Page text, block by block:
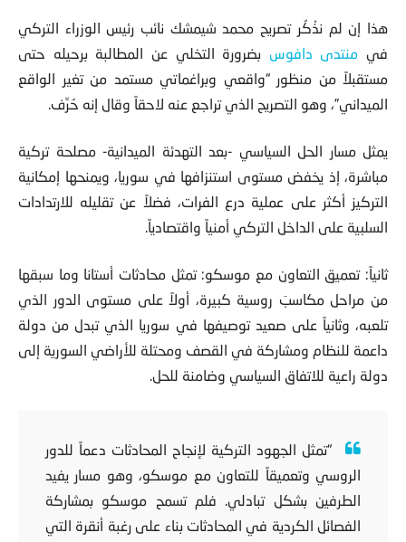
هذا إن لم نذْكُر تصريح محمد شيمشك نائب رئيس الوزراء التركي
فيمنتدى دافوسبضرورة التخلي عن المطالبة برحيله حتى
مستقبلاً من منظور “واقعي وبراغماتي مستمد من تغير الواقع
يمثل مسار الحل السياسي -بعد التهدئة الميدانية- مصلحة تركية
مباشرة، إذ يخفض مستوى استنزافها في سوريا
، ويمنحها إمكانية
التركيز أكثر على عملية درع الفرات، فضلاً عن تقليله للارتدادات
ثانياً: تعميق التعاون مع موسكو: تمثل محادثات أستانا وما سبقها
من مراحل مكاسبَ روسية كبيرة، أولاً على مستوى الدور الذي
تلعبه، وثانياً على صعيد توصيفها في سوريا الذي تبدل من دولة
داعمة للنظام ومشاركة في القصف ومحتلة للأراضي السورية إلى
“تمثل الجهود التركية لإنجاح المحادثات دعماً للدور
الروسي وتعميقاً للتعاون مع موسكو، وهو مسار يفيد
الطرفين بشكل تبادلي. فلم تسمح موسكو بمشاركة